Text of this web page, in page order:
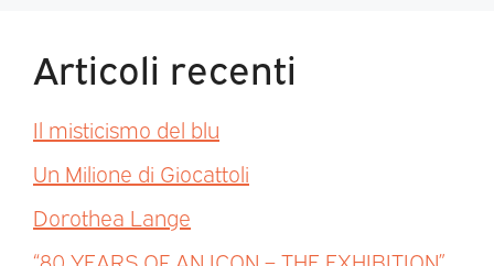
Articoli recenti
Il misticismo del blu
Un Milione di Giocattoli
Dorothea Lange
“80 YEARS OF AN ICON – THE EXHIBITION”